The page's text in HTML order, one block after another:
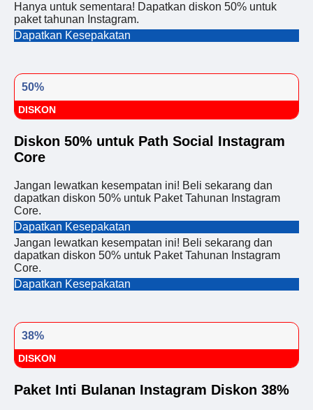
Hanya untuk sementara! Dapatkan diskon 50% untuk
paket tahunan Instagram.
Dapatkan Kesepakatan
50%
DISKON
Diskon 50% untuk Path Social Instagram
Core
Jangan lewatkan kesempatan ini! Beli sekarang dan
dapatkan diskon 50% untuk Paket Tahunan Instagram
Core.
Dapatkan Kesepakatan
Jangan lewatkan kesempatan ini! Beli sekarang dan
dapatkan diskon 50% untuk Paket Tahunan Instagram
Core.
Dapatkan Kesepakatan
38%
DISKON
Paket Inti Bulanan Instagram Diskon 38%